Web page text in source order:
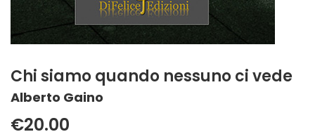
Chi siamo quando nessuno ci vede
Alberto Gaino
€20.00